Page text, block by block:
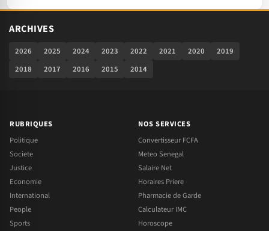
ARCHIVES
2026 2025 2024 2023 2022 2021 2020
2019
2018
2017 2016 2015 2014
RUBRIQUES
Politique
Societe
Justice
Economie
International
People
Sports
NOS SERVICES
Convertisseur FCFA
Meteo Senegal
Salaire Net
Horaires Priere
Pharmacie de Garde
Calculateur IMC
Horoscope